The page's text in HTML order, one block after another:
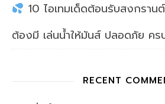
10 ไอเทมเด็ดต้อนรับสงกรา
ต้องมี เล่นน้ำให้มันส์ ปลอดภัย คร
RECENT